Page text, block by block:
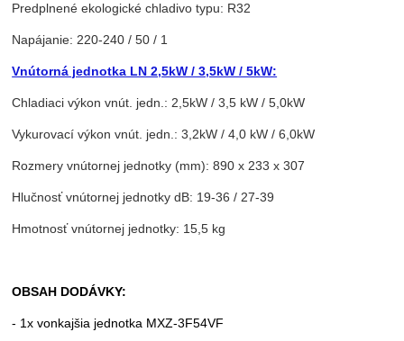
Predplnené ekologické chladivo typu: R32
Napájanie: 220-240 / 50 / 1
Vnútorná jednotka LN 2,5kW / 3,5kW / 5kW:
Chladiaci výkon vnút. jedn.: 2,5kW / 3,5 kW / 5,0kW
Vykurovací výkon vnút. jedn.: 3,2kW / 4,0 kW / 6,0kW
Rozmery vnútornej jednotky (mm): 890 x 233 x 307
Hlučnosť vnútornej jednotky dB: 19-36 / 27-39
Hmotnosť vnútornej jednotky: 15,5 kg
OBSAH DODÁVKY:
- 1x vonkajšia jednotka MXZ-3F54VF